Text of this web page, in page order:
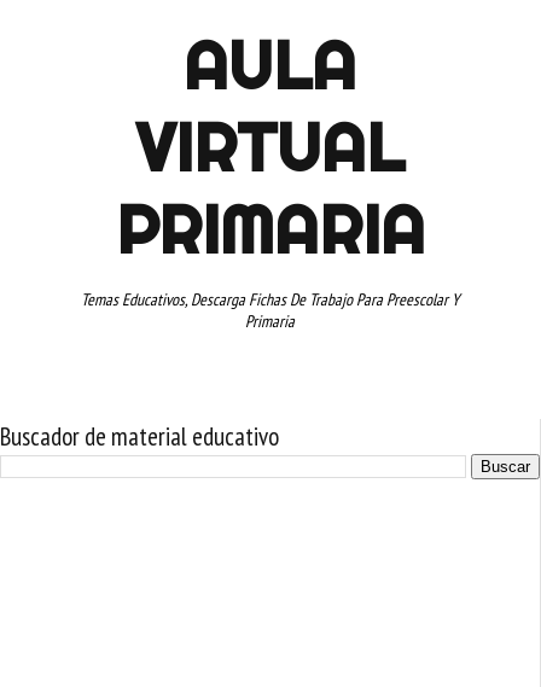
AULA
VIRTUAL
PRIMARIA
Temas Educativos, Descarga Fichas De Trabajo Para Preescolar Y
Primaria
Buscador de material educativo